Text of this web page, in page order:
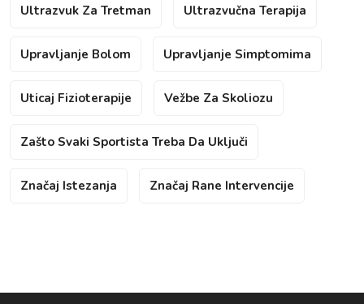
Ultrazvuk Za Tretman Ultrazvučna Terapija
Upravljanje Bolom Upravljanje Simptomima
Uticaj Fizioterapije Vežbe Za Skoliozu
Zašto Svaki Sportista Treba Da Uključi
Značaj Istezanja Značaj Rane Intervencije